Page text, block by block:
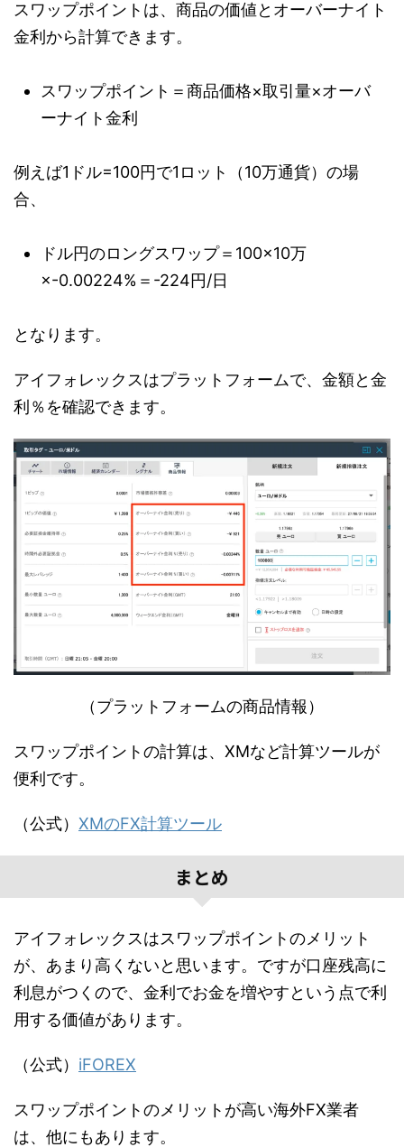
スワップポイントは、商品の価値とオーバーナイト
金利から計算できます。
スワップポイント＝商品価格×取引量×オーバ
ーナイト金利
例えば1ドル=100円で1ロット（10万通貨）の場
合、
ドル円のロングスワップ＝100×10万
×-0.00224%＝-224円/日
となります。
アイフォレックスはプラットフォームで、金額と金
利％を確認できます。
（プラットフォームの商品情報）
スワップポイントの計算は、XMなど計算ツールが
便利です。
（公式） XMのFX計算ツール
まとめ
アイフォレックスはスワップポイントのメリット
が、あまり高くないと思います。ですが口座残高に
利息がつくので、金利でお金を増やすという点で利
用する価値があります。
（公式） iFOREX
スワップポイントのメリットが高い海外FX業者
は、他にもあります。